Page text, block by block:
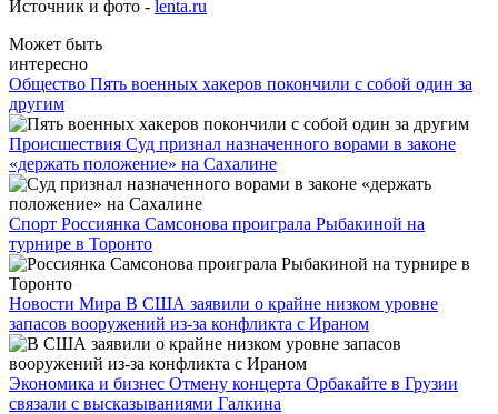
Источник и фото - lenta.ru
Может быть
интересно
Общество Пять военных хакеров покончили с собой один за
другим
Происшествия Суд признал назначенного ворами в законе
«держать положение» на Сахалине
Спорт Россиянка Самсонова проиграла Рыбакиной на
турнире в Торонто
Новости Мира В США заявили о крайне низком уровне
запасов вооружений из-за конфликта с Ираном
Экономика и бизнес Отмену концерта Орбакайте в Грузии
связали с высказываниями Галкина